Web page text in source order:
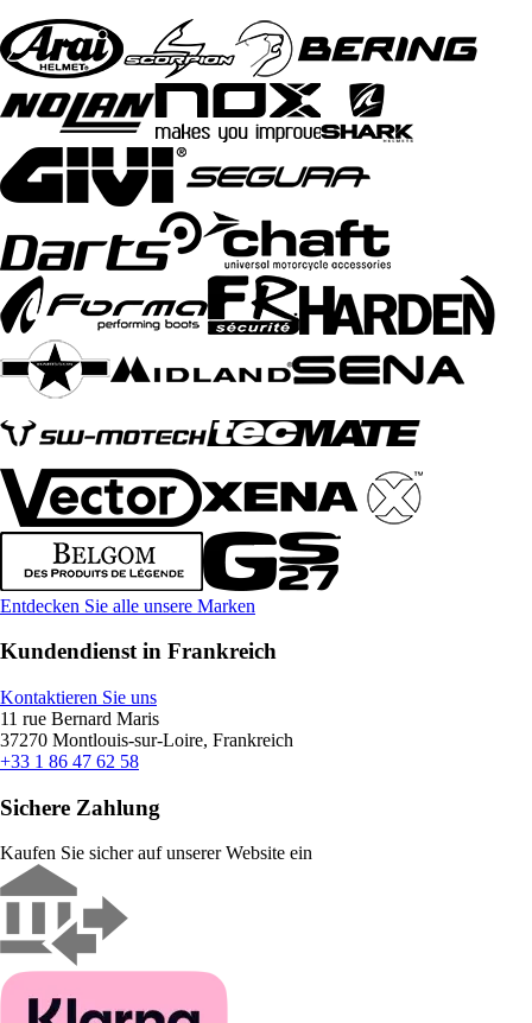
Entdecken Sie alle unsere Marken
Kundendienst in Frankreich
Kontaktieren Sie uns
11 rue Bernard Maris
37270 Montlouis-sur-Loire, Frankreich
+33 1 86 47 62 58
Sichere Zahlung
Kaufen Sie sicher auf unserer Website ein